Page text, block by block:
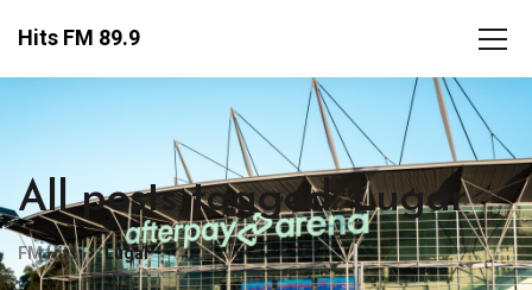
Hits FM 89.9
All posts tagged: Lugar
FM Hits Lugar